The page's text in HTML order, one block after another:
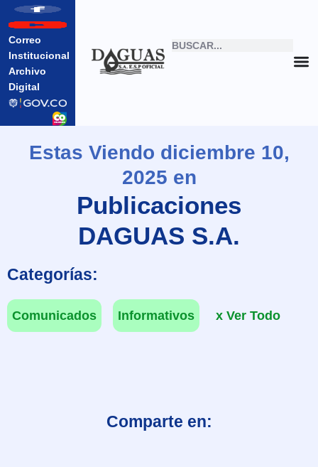
Correo
Institucional
Archivo
Digital
Estas Viendo diciembre 10,
2025 en
Publicaciones
DAGUAS S.A.
Categorías:
Comunicados Informativos x Ver Todo
Comparte en: